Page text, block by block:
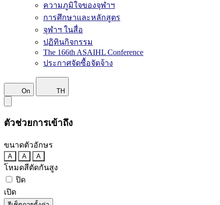
ความภูมิใจของจุฬาฯ
การศึกษาและหลักสูตร
จุฬาฯ ในสื่อ
ปฏิทินกิจกรรม
The 166th ASAIHL Conference
ประกาศจัดซื้อจัดจ้าง
On TH
ตัวช่วยการเข้าถึง
ขนาดตัวอักษร
A A A
โหมดสีตัดกันสูง
ปิด
เปิด